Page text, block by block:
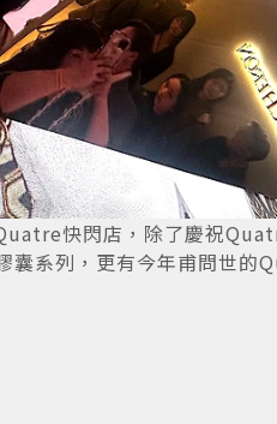
快閃店，除了慶祝
囊系列，更有今年甫問世的